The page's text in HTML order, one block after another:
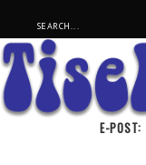
E-POST: